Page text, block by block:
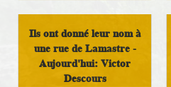
Ils ont donné leur nom à
une rue de Lamastre -
Aujourd'hui: Victor
Descours